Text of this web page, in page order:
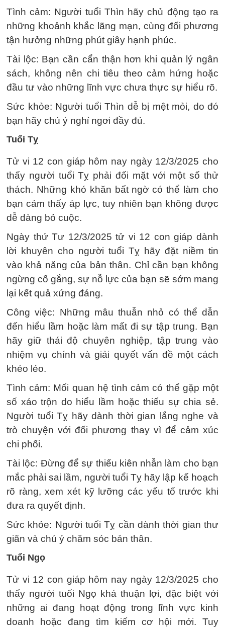
Tình cảm: Người tuổi Thìn hãy chủ động tạo ra
những khoảnh khắc lãng mạn, cùng đối phương
tận hưởng những phút giây hạnh phúc.
Tài lộc: Bạn cần cẩn thận hơn khi quản lý ngân
sách, không nên chi tiêu theo cảm hứng hoặc
đầu tư vào những lĩnh vực chưa thực sự hiểu rõ.
Sức khỏe: Người tuổi Thìn dễ bị mệt mỏi, do đó
bạn hãy chú ý nghỉ ngơi đầy đủ.
Tuổi Tỵ
Tử vi 12 con giáp hôm nay ngày 12/3/2025 cho
thấy người tuổi Tỵ phải đối mặt với một số thử
thách. Những khó khăn bất ngờ có thể làm cho
bạn cảm thấy áp lực, tuy nhiên bạn không được
dễ dàng bỏ cuộc.
Ngày thứ Tư 12/3/2025 tử vi 12 con giáp dành
lời khuyên cho người tuổi Tỵ hãy đặt niềm tin
vào khả năng của bản thân. Chỉ cần bạn không
ngừng cố gắng, sự nỗ lực của bạn sẽ sớm mang
lại kết quả xứng đáng.
Công việc: Những mâu thuẫn nhỏ có thể dẫn
đến hiểu lầm hoặc làm mất đi sự tập trung. Bạn
hãy giữ thái độ chuyên nghiệp, tập trung vào
nhiệm vụ chính và giải quyết vấn đề một cách
khéo léo.
Tình cảm: Mối quan hệ tình cảm có thể gặp một
số xáo trộn do hiểu lầm hoặc thiếu sự chia sẻ.
Người tuổi Tỵ hãy dành thời gian lắng nghe và
trò chuyện với đối phương thay vì để cảm xúc
chi phối.
Tài lộc: Đừng để sự thiếu kiên nhẫn làm cho bạn
mắc phải sai lầm, người tuổi Tỵ hãy lập kế hoạch
rõ ràng, xem xét kỹ lưỡng các yếu tố trước khi
đưa ra quyết định.
Sức khỏe: Người tuổi Tỵ cần dành thời gian thư
giãn và chú ý chăm sóc bản thân.
Tuổi Ngọ
Tử vi 12 con giáp hôm nay ngày 12/3/2025 cho
thấy người tuổi Ngọ khá thuận lợi, đặc biệt với
những ai đang hoạt động trong lĩnh vực kinh
doanh hoặc đang tìm kiếm cơ hội mới. Tuy